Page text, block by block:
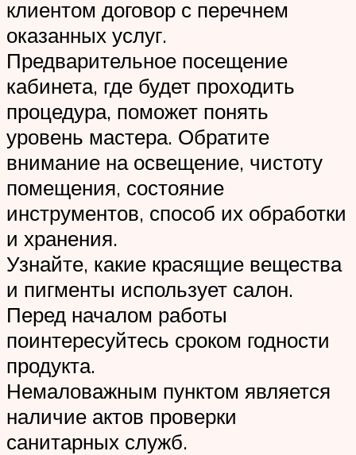
клиентом договор с перечнем
оказанных услуг.
Предварительное посещение
кабинета, где будет проходить
процедура, поможет понять
уровень мастера. Обратите
внимание на освещение, чистоту
помещения, состояние
инструментов, способ их обработки
и хранения.
Узнайте, какие красящие вещества
и пигменты использует салон.
Перед началом работы
поинтересуйтесь сроком годности
продукта.
Немаловажным пунктом является
наличие актов проверки
санитарных служб.